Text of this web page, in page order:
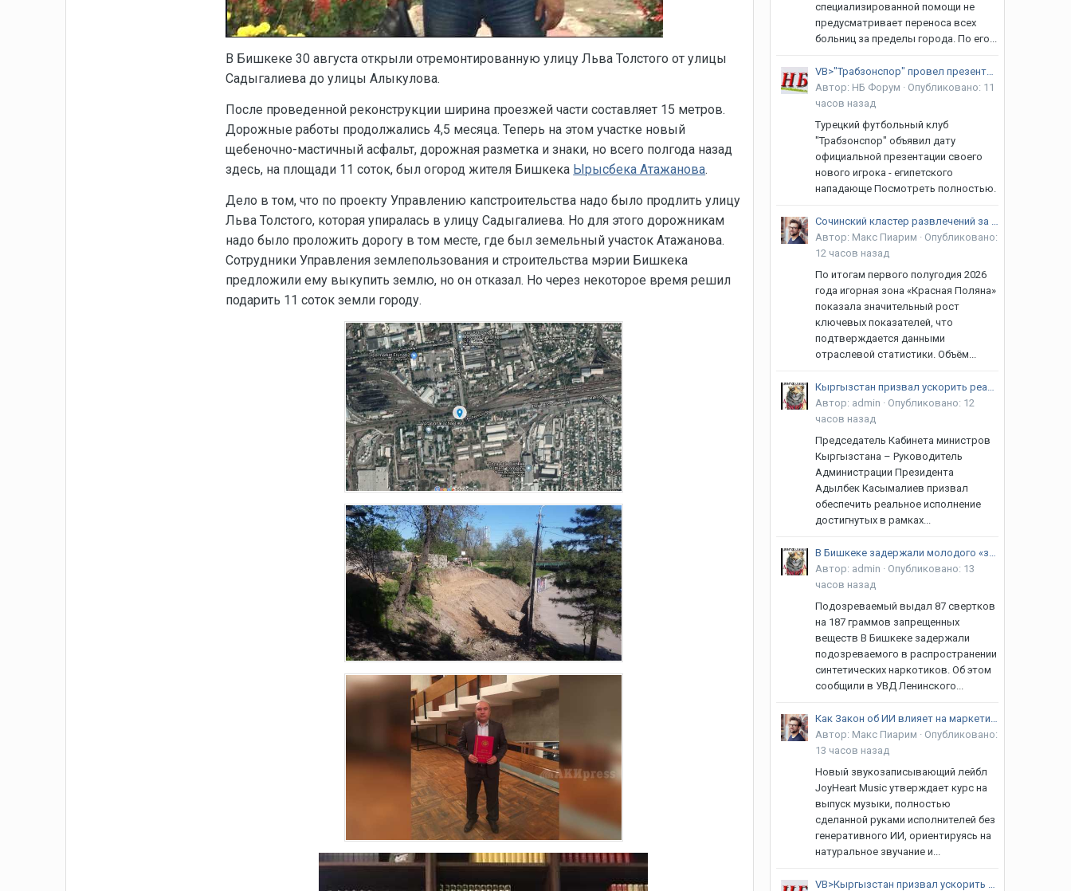
В Бишкеке 30 августа открыли отремонтированную улицу Льва Толстого от улицы
Садыгалиева до улицы Алыкулова.
После проведенной реконструкции ширина проезжей части составляет 15 метров.
Дорожные работы продолжались 4,5 месяца. Теперь на этом участке новый
щебеночно-мастичный асфальт, дорожная разметка и знаки, но всего полгода назад
здесь, на площади 11 соток, был огород жителя Бишкека Ырысбека Атажанова.
Дело в том, что по проекту Управлению капстроительства надо было продлить улицу
Льва Толстого, которая упиралась в улицу Садыгалиева. Но для этого дорожникам
надо было проложить дорогу в том месте, где был земельный участок Атажанова.
Сотрудники Управления землепользования и строительства мэрии Бишкека
предложили ему выкупить землю, но он отказал. Но через некоторое время решил
подарить 11 соток земли городу.
специализированной помощи не
предусматривает переноса всех
больниц за пределы города. По его...
VB>"Трабзонспор" провел презентацию Мохамеда Салаха
Автор: НБ Форум · Опубликовано: 11
часов назад
Турецкий футбольный клуб
"Трабзонспор" объявил дату
официальной презентации своего
нового игрока - египетского
нападающе Посмотреть полностью.
Сочинский кластер развлечений за первое полугодие 2026 привлёк на 5,7% больше гостей
Автор: Макс Пиарим · Опубликовано:
12 часов назад
По итогам первого полугодия 2026
года игорная зона «Красная Поляна»
показала значительный рост
ключевых показателей, что
подтверждается данными
отраслевой статистики. Объём...
Кыргызстан призвал ускорить реализацию договоренностей в рамках ЕАЭС
Автор: admin · Опубликовано: 12
часов назад
Председатель Кабинета министров
Кыргызстана – Руководитель
Администрации Президента
Адылбек Касымалиев призвал
обеспечить реальное исполнение
достигнутых в рамках...
В Бишкеке задержали молодого «закладчика»
Автор: admin · Опубликовано: 13
часов назад
Подозреваемый выдал 87 свертков
на 187 граммов запрещенных
веществ В Бишкеке задержали
подозреваемого в распространении
синтетических наркотиков. Об этом
сообщили в УВД Ленинского...
Как Закон об ИИ влияет на маркетинг песен, созданных без искусственного интеллекта
Автор: Макс Пиарим · Опубликовано:
13 часов назад
Новый звукозаписывающий лейбл
JoyHeart Music утверждает курс на
выпуск музыки, полностью
сделанной руками исполнителей без
генеративного ИИ, ориентируясь на
натуральное звучание и...
VB>Кыргызстан призвал ускорить реализацию договоренностей в рамках ЕАЭС